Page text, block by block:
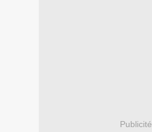
Publicité